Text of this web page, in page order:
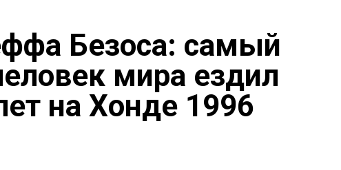
Безоса: самый
мира ездил
на Хонде 1996